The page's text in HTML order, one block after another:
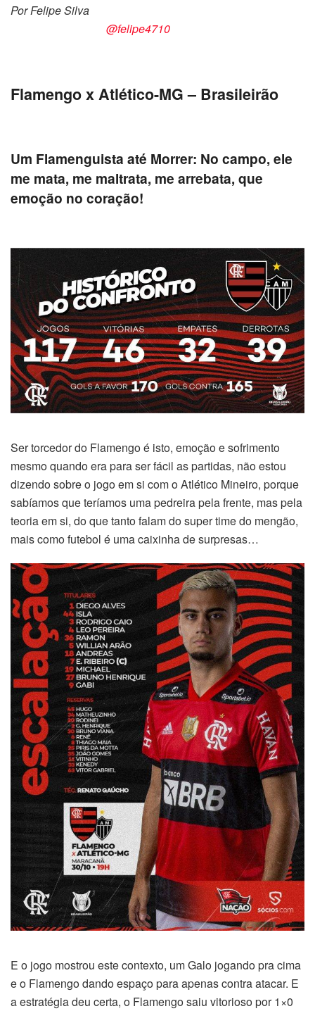
Por Felipe Silva
@felipe4710
Flamengo x Atlético-MG – Brasileirão
Um Flamenguista até Morrer: No campo, ele
me mata, me maltrata, me arrebata, que
emoção no coração!
Ser torcedor do Flamengo é isto, emoção e sofrimento
mesmo quando era para ser fácil as partidas, não estou
dizendo sobre o jogo em si com o Atlético Mineiro, porque
sabíamos que teríamos uma pedreira pela frente, mas pela
teoria em si, do que tanto falam do super time do mengão,
mais como futebol é uma caixinha de surpresas…
E o jogo mostrou este contexto, um Galo jogando pra cima
e o Flamengo dando espaço para apenas contra atacar. E
a estratégia deu certa, o Flamengo saiu vitorioso por 1×0